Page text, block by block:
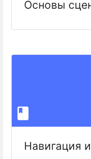
Основы
Навигация